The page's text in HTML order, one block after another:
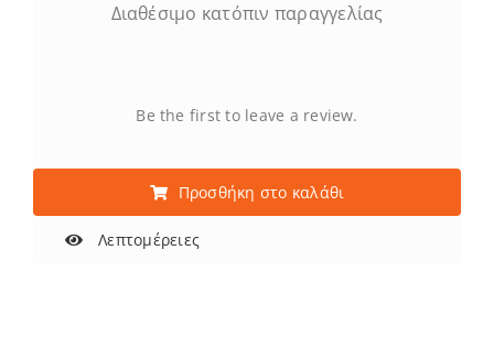
Διαθέσιμο κατόπιν παραγγελίας
Be the first to leave a review.
Προσθήκη στο καλάθι
Λεπτομέρειες